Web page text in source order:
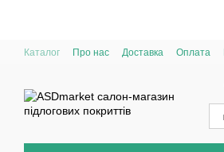
Каталог Про нас Доставка Оплата